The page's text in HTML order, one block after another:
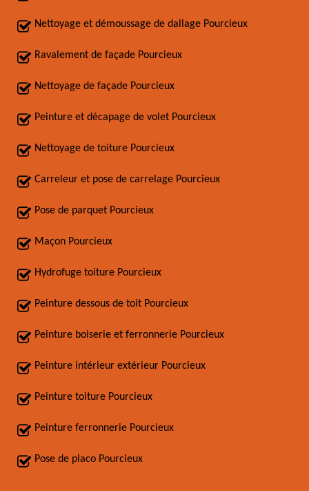
Nettoyage et démoussage de dallage Pourcieux
Ravalement de façade Pourcieux
Nettoyage de façade Pourcieux
Peinture et décapage de volet Pourcieux
Nettoyage de toiture Pourcieux
Carreleur et pose de carrelage Pourcieux
Pose de parquet Pourcieux
Maçon Pourcieux
Hydrofuge toiture Pourcieux
Peinture dessous de toit Pourcieux
Peinture boiserie et ferronnerie Pourcieux
Peinture intérieur extérieur Pourcieux
Peinture toiture Pourcieux
Peinture ferronnerie Pourcieux
Pose de placo Pourcieux